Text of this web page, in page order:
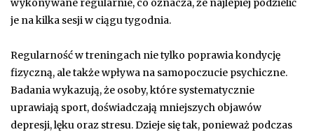
wykonywane regularnie, co oznacza, że najlepiej podzielić
je na kilka sesji w ciągu tygodnia.
Regularność w treningach nie tylko poprawia kondycję
fizyczną, ale także wpływa na samopoczucie psychiczne.
Badania wykazują, że osoby, które systematycznie
uprawiają sport, doświadczają mniejszych objawów
depresji, lęku oraz stresu. Dzieje się tak, ponieważ podczas